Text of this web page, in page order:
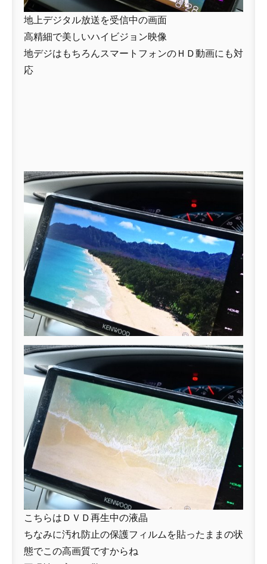
地上デジタル放送を受信中の画面
高精細で美しいハイビジョン映像
地デジはもちろんスマートフォンのＨＤ動画にも対
応
こちらはＤＶＤ再生中の液晶
ちなみに汚れ防止の保護フィルムを貼ったままの状
態でこの高画質ですからね